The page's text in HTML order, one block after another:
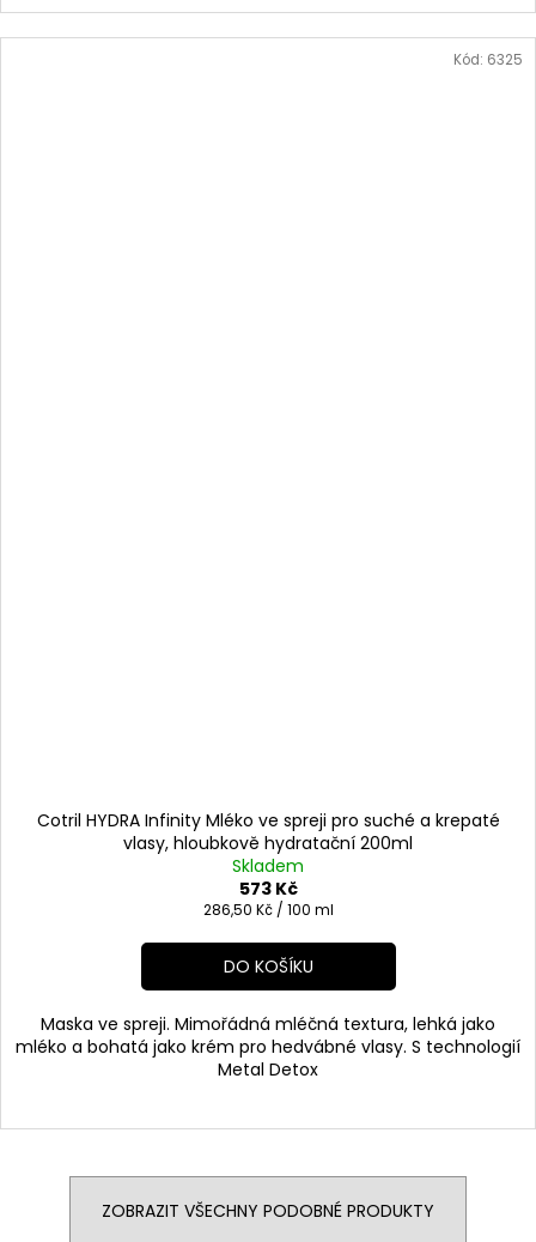
Cotril HYDRA Infinity Mléko ve spreji pro suché a krepaté
vlasy, hloubkově hydratační 200ml
Skladem
573 Kč
Měrná
286,50 Kč / 100 ml
DO KOŠÍKU
Maska ve spreji. Mimořádná mléčná textura, lehká jako
mléko a bohatá jako krém pro hedvábné vlasy. S technologií
Metal Detox
Kód: 6325
ZOBRAZIT VŠECHNY PODOBNÉ PRODUKTY